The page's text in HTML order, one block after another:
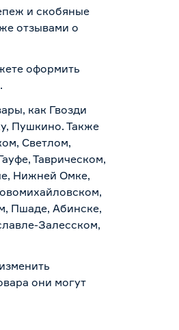
и скобяные
отзывами о
оформить
.
как Гвозди
Пушкино. Также
Светлом,
Таврическом,
Нижней Омке,
Пшаде, Абинске,
Залесском,
они могут